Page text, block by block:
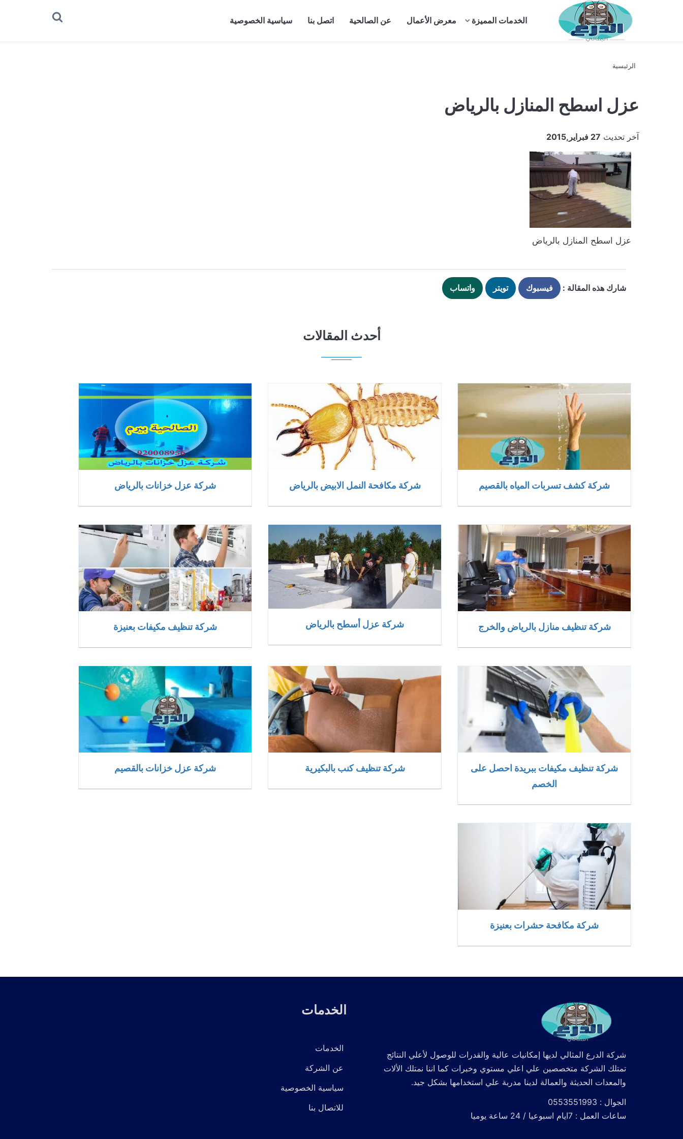
بحث الخدمات المميزة معرض الأعمال عن الصالحية اتصل بنا سياسية الخصوصية
الرئيسية
عزل اسطح المنازل بالرياض
آخر تحديث 27 فبراير,2015
عزل اسطح المنازل بالرياض
شارك هذه المقالة : فيسبوك تويتر واتساب
أحدث المقالات
شركة كشف تسربات المياه بالقصيم شركة مكافحة النمل الابيض بالرياض شركة عزل خزانات بالرياض
شركة تنظيف منازل بالرياض والخرج شركة عزل أسطح بالرياض شركة تنظيف مكيفات بعنيزة
شركة تنظيف مكيفات ببريدة احصل على
الخصم
شركة تنظيف كنب بالبكيرية شركة عزل خزانات بالقصيم
شركة مكافحة حشرات بعنيزة
شركة الدرع المثالي لديها إمكانيات عالية والقدرات للوصول لأعلي النتائج
تمتلك الشركة متخصصين علي اعلي مستوي وخبرات كما اننا نمتلك الألات
والمعدات الحديثة والعمالة لدينا مدربة علي استخدامها بشكل جيد.
الجوال : 0553551993
ساعات العمل : 7ايام اسبوعيا / 24 ساعة يوميا
الخدمات
الخدمات
عن الشركة
سياسية الخصوصية
للاتصال بنا